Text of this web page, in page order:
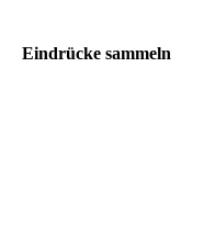
Eindrücke sammeln